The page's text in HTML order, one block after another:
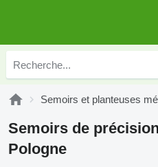
Semoirs et planteuses
Semoirs de
Pologne